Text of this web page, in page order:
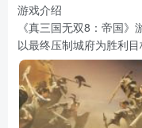
游戏介绍
《真三国无双8：帝国》
以最终压制城府为胜利